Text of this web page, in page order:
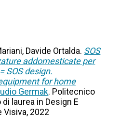
Davide Ortalda. SOS
addomesticate per
SOS design.
for home
Germak. Politecnico
laurea in Design E
2022